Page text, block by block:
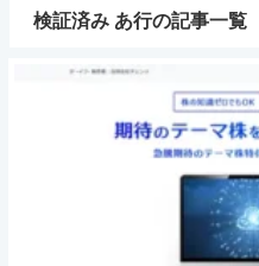
検証済み あ行の記事一覧